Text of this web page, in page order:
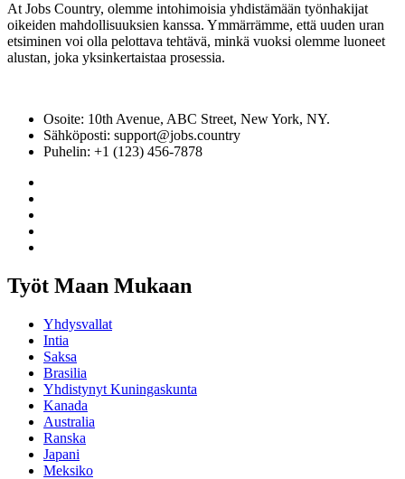
At Jobs Country, olemme intohimoisia yhdistämään työnhakijat
oikeiden mahdollisuuksien kanssa. Ymmärrämme, että uuden uran
etsiminen voi olla pelottava tehtävä, minkä vuoksi olemme luoneet
alustan, joka yksinkertaistaa prosessia.
Osoite: 10th Avenue, ABC Street, New York, NY.
Sähköposti: support@jobs.country
Puhelin: +1 (123) 456-7878
Työt Maan Mukaan
Yhdysvallat
Intia
Saksa
Brasilia
Yhdistynyt Kuningaskunta
Kanada
Australia
Ranska
Japani
Meksiko